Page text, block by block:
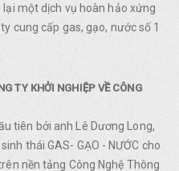
một dịch vụ hoàn hảo xứng
cung cấp gas, gạo, nước số 1
TY KHỞI NGHIỆP VỀ CÔNG
tiên bởi anh Lê Dương Long,
thái GAS- GẠO - NƯỚC cho
nền tảng Công Nghệ Thông